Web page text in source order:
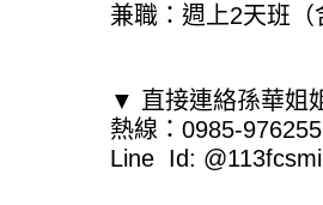
兼職：週上2天班（
▼ 直接連絡孫華姐
熱線：0985-976255
Line Id: @113fcsmi